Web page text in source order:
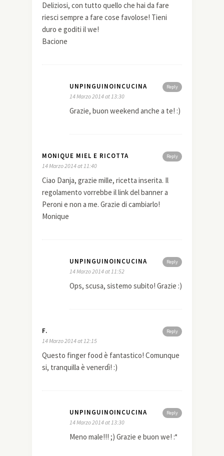
Deliziosi, con tutto quello che hai da fare
riesci sempre a fare cose favolose! Tieni
duro e goditi il we!
Bacione
Reply
UNPINGUINOINCUCINA
14 Marzo 2014 at 13:30
Grazie, buon weekend anche a te! :)
Reply
MONIQUE MIEL E RICOTTA
14 Marzo 2014 at 11:40
Ciao Danja, grazie mille, ricetta inserita. Il
regolamento vorrebbe il link del banner a
Peroni e non a me. Grazie di cambiarlo!
Monique
Reply
UNPINGUINOINCUCINA
14 Marzo 2014 at 11:52
Ops, scusa, sistemo subito! Grazie :)
Reply
F.
14 Marzo 2014 at 12:15
Questo finger food è fantastico! Comunque
si, tranquilla è venerdì! :)
Reply
UNPINGUINOINCUCINA
14 Marzo 2014 at 13:30
Meno male!!! ;) Grazie e buon we! :*